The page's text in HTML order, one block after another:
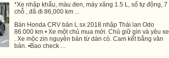
*Xe nhập khẩu, màu đen, máy xăng 1.5 L, số tự động, 7
chỗ , đã đi 86,000 km ...
Bán Honda CRV bản L sx 2018 nhập Thái lan Odo
86.000 km • Xe một chủ mua mới. Chủ giữ gìn và yêu xe
. Xe mộc zin nguyên bản từ dàn cò. Cam kết bằng văn
bản. •Bao check ...